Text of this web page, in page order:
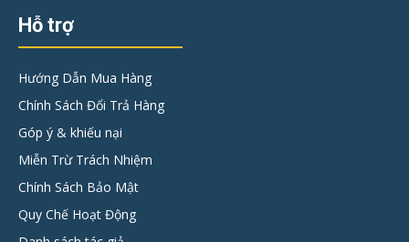
Hỗ trợ
Hướng Dẫn Mua Hàng
Chính Sách Đổi Trả Hàng
Góp ý & khiếu nại
Miễn Trừ Trách Nhiệm
Chính Sách Bảo Mật
Quy Chế Hoạt Động